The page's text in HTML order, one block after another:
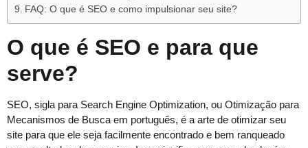
FAQ: O que é SEO e como impulsionar seu site?
O que é SEO e para que
serve?
SEO, sigla para Search Engine Optimization, ou Otimização para
Mecanismos de Busca em português, é a arte de otimizar seu
site para que ele seja facilmente encontrado e bem ranqueado